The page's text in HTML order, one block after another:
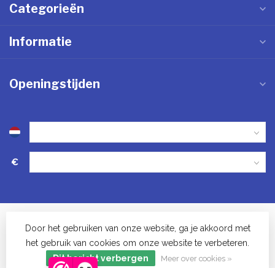
Categorieën
Informatie
Openingstijden
€
© Keukenwinkel in Vinkel - 2023
Door het gebruiken van onze website, ga je akkoord met
het gebruik van cookies om onze website te verbeteren.
Dit bericht verbergen
Meer over cookies »